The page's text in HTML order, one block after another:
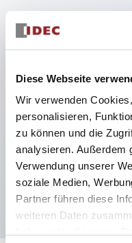
Diese Webseite
Wir verwenden
personalisieren,
zu können und die
analysieren. Außerdem
Verwendung unserer
soziale Medien,
Partner führen diese
weiteren Daten
2-Kontakt-Block
Kontakt-
Paneltiefe 39,9 mm
59,9 mm (※ 22-
Platzsparendes
Sicherheitsstruktur
Freisetzung,